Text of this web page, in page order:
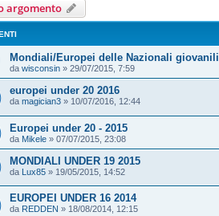
argomento
Mondiali/Europei delle Nazionali giovanili
da wisconsin » 29/07/2015, 7:59
europei under 20 2016
da magician3 » 10/07/2016, 12:44
Europei under 20 - 2015
da Mikele » 07/07/2015, 23:08
MONDIALI UNDER 19 2015
da Lux85 » 19/05/2015, 14:52
EUROPEI UNDER 16 2014
da REDDEN » 18/08/2014, 12:15